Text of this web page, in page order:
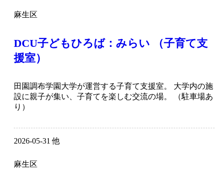
麻生区
DCU子どもひろば：みらい （子育て支
援室）
田園調布学園大学が運営する子育て支援室。 大学内の施
設に親子が集い、子育てを楽しむ交流の場。 （駐車場あ
り）
2026-05-31 他
麻生区